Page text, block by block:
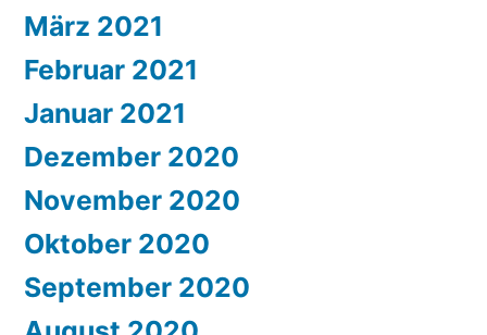
März 2021
Februar 2021
Januar 2021
Dezember 2020
November 2020
Oktober 2020
September 2020